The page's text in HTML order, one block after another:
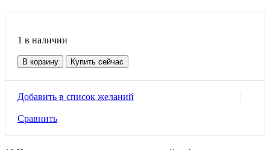
1 в наличии
Количество
товара
Гвоздь
F-
CN
3,0*22мм
(1000
шт)
В корзину Купить сейчас
Добавить в список желаний
Сравнить